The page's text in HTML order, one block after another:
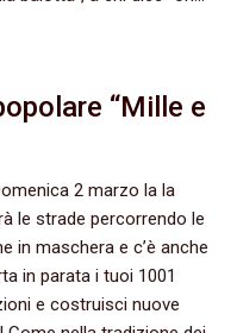
“Mille e
2 marzo la la
le strade percorrendo le
in maschera e c’è anche
in parata i tuoi 1001
e costruisci nuove